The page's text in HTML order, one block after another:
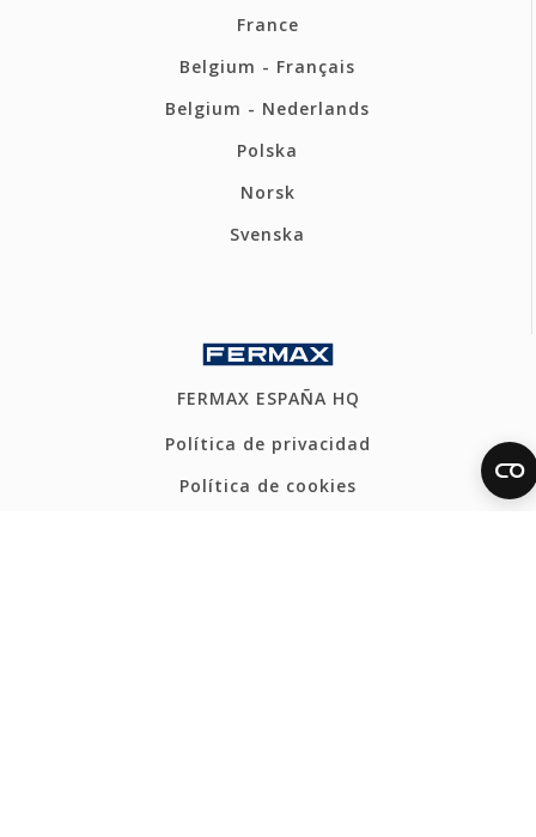
France
Belgium - Français
Belgium - Nederlands
Polska
Norsk
Svenska
FERMAX ESPAÑA HQ
Política de privacidad
Política de cookies